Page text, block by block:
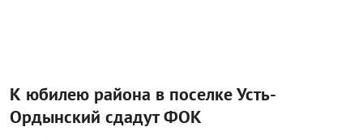
К юбилею района в поселке Усть-
Ордынский сдадут ФОК